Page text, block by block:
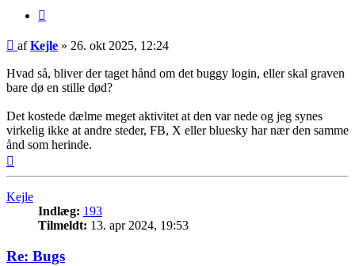
Indlæg
afKejle » 26. okt 2025, 12:24
Hvad så, bliver der taget hånd om det buggy login, eller skal graven
bare dø en stille død?
Det kostede dælme meget aktivitet at den var nede og jeg synes
virkelig ikke at andre steder, FB, X eller bluesky har nær den samme
ånd som herinde.
Kejle
Indlæg: 193
Tilmeldt: 13. apr 2024, 19:53
Re: Bugs